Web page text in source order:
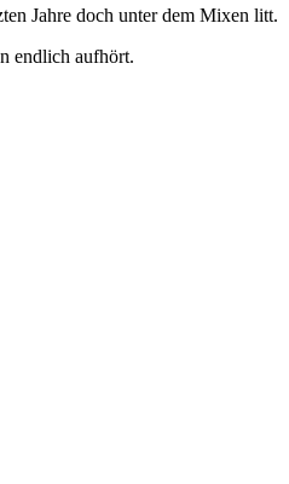
Jahre doch unter dem Mixen litt.
endlich aufhört.